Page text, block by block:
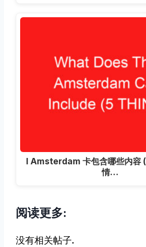
I Amsterdam 卡包含哪些内容
情…
阅读更多:
没有相关帖子.